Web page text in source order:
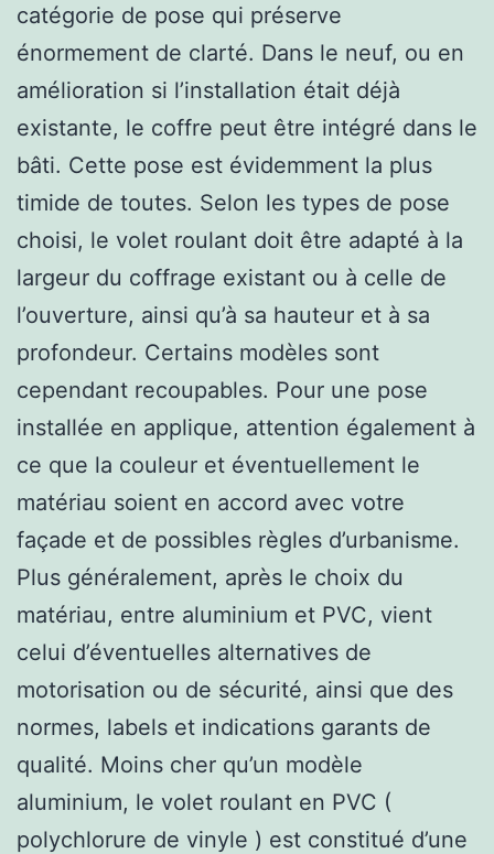
catégorie de pose qui préserve
énormement de clarté. Dans le neuf, ou en
amélioration si l’installation était déjà
existante, le coffre peut être intégré dans le
bâti. Cette pose est évidemment la plus
timide de toutes. Selon les types de pose
choisi, le volet roulant doit être adapté à la
largeur du coffrage existant ou à celle de
l’ouverture, ainsi qu’à sa hauteur et à sa
profondeur. Certains modèles sont
cependant recoupables. Pour une pose
installée en applique, attention également à
ce que la couleur et éventuellement le
matériau soient en accord avec votre
façade et de possibles règles d’urbanisme.
Plus généralement, après le choix du
matériau, entre aluminium et PVC, vient
celui d’éventuelles alternatives de
motorisation ou de sécurité, ainsi que des
normes, labels et indications garants de
qualité. Moins cher qu’un modèle
aluminium, le volet roulant en PVC (
polychlorure de vinyle ) est constitué d’une